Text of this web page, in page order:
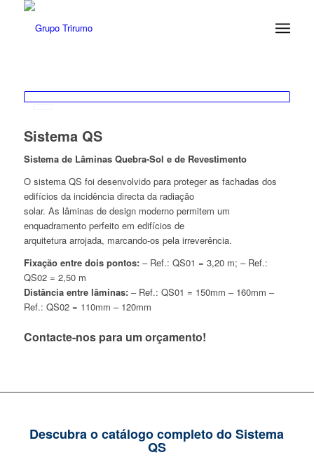
Sistema QS
Sistema de Lâminas Quebra-Sol e de Revestimento
O sistema QS foi desenvolvido para proteger as fachadas dos
edifícios da incidência directa da radiação
solar. As lâminas de design moderno permitem um
enquadramento perfeito em edifícios de
arquitetura arrojada, marcando-os pela irreverência.
Fixação entre dois pontos:– Ref.: QS01 = 3,20 m; – Ref.:
QS02 = 2,50 m
Distância entre lâminas:– Ref.: QS01 = 150mm – 160mm –
Ref.: QS02 = 110mm – 120mm
Contacte-nos para um orçamento!
Descubra o catálogo completo do Sistema
QS